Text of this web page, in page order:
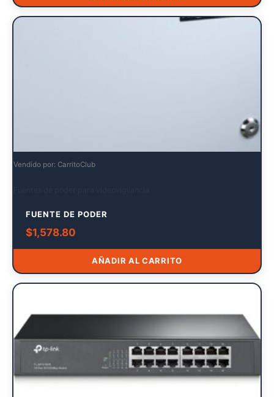
Vendido por: CarritoClub
FUENTE DE PODER
$1,578.80
AÑADIR AL CARRITO